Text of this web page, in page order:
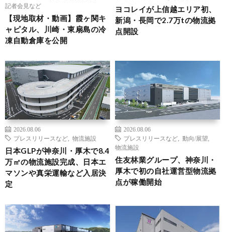
記者会見など
【現地取材・動画】霞ヶ関キ
ャピタル、川崎・東扇島の冷
凍自動倉庫を公開
ヨコレイが上信越エリア初、
新潟・長岡で2.7万tの物流拠
点開設
2026.08.06
プレスリリースなど
物流施設
日本GLPが神奈川・厚木で8.4
万㎡の物流施設完成、日本エ
マソンや真栄運輸など入居決
定
2026.08.06
プレスリリースなど
動向/展望
物流施設
住友林業グループ、神奈川・
厚木で初の自社運営型物流拠
点が稼働開始